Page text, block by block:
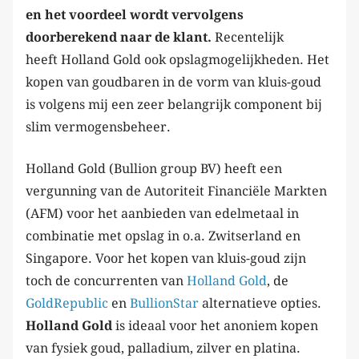
en het voordeel wordt vervolgens
doorberekend naar de klant. Recentelijk
heeft Holland Gold ook opslagmogelijkheden. Het
kopen van goudbaren in de vorm van kluis-goud
is volgens mij een zeer belangrijk component bij
slim vermogensbeheer.
Holland Gold (Bullion group BV) heeft een
vergunning van de Autoriteit Financiële Markten
(AFM) voor het aanbieden van edelmetaal in
combinatie met opslag in o.a. Zwitserland en
Singapore. Voor het kopen van kluis-goud zijn
toch de concurrenten van Holland Gold, de
GoldRepublic en BullionStar alternatieve opties.
Holland Gold is ideaal voor het anoniem kopen
van fysiek goud, palladium, zilver en platina.